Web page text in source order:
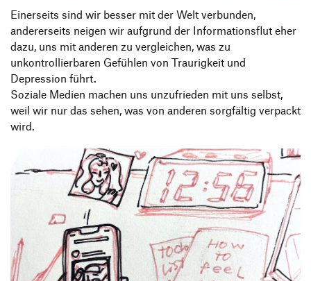
Einerseits sind wir besser mit der Welt verbunden,
andererseits neigen wir aufgrund der Informationsflut eher
dazu, uns mit anderen zu vergleichen, was zu
unkontrollierbaren Gefühlen von Traurigkeit und
Depression führt.
Soziale Medien machen uns unzufrieden mit uns selbst,
weil wir nur das sehen, was von anderen sorgfältig verpackt
wird.